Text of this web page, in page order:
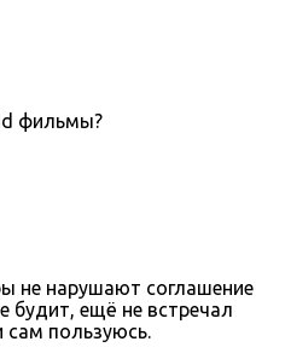
фильмы?
не нарушают соглашение
будит, ещё не встречал
сам пользуюсь.